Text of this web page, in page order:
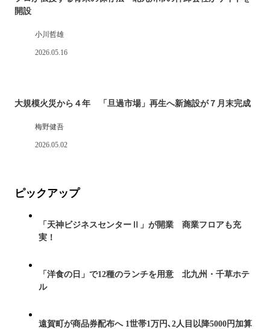
開設
小川哲雄
2026.05.16
大規模火災から４年 「旦過市場」再生へ新施設が７月末完成
梅野健吾
2026.05.02
ピックアップ
「天神ビジネスセンターⅡ」が開業 商業フロアも充
実！
「洋食の日」で12種のランチを用意 北九州・千草ホテ
ル
遠賀町が商品券配布へ 1世帯1万円､2人目以降5000円加算